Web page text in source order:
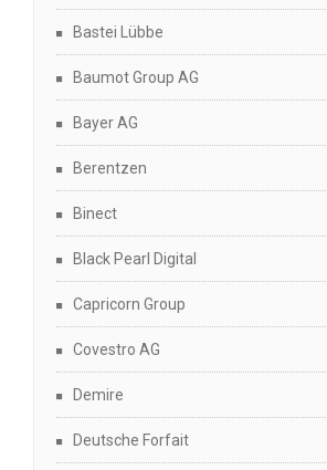
Bastei Lübbe
Baumot Group AG
Bayer AG
Berentzen
Binect
Black Pearl Digital
Capricorn Group
Covestro AG
Demire
Deutsche Forfait